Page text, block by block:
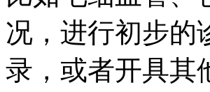
况，进行初步的
录，或者开具其